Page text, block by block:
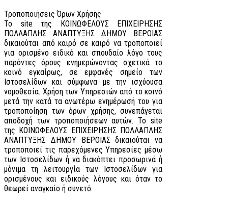
Τροποποιήσεις Όρων Χρήσης
Το site της ΚΟΙΝΩΦΕΛΟΥΣ ΕΠΙΧΕΙΡΗΣΗΣ
ΠΟΛΛΑΠΛΗΣ ΑΝΑΠΤΥΞΗΣ ΔΗΜΟΥ ΒΕΡΟΙΑΣ
δικαιούται από καιρό σε καιρό να τροποποιεί
για ορισμένο ειδικό και σπουδαίο λόγο τους
παρόντες όρους ενημερώνοντας σχετικά το
κοινό εγκαίρως, σε εμφανές σημείο των
Ιστοσελίδων και σύμφωνα με την ισχύουσα
νομοθεσία. Χρήση των Υπηρεσιών από το κοινό
μετά την κατά τα ανωτέρω ενημέρωσή του για
τροποποίηση των όρων χρήσης, συνεπάγεται
αποδοχή των τροποποιήσεων αυτών. Το site
της ΚΟΙΝΩΦΕΛΟΥΣ ΕΠΙΧΕΙΡΗΣΗΣ ΠΟΛΛΑΠΛΗΣ
ΑΝΑΠΤΥΞΗΣ ΔΗΜΟΥ ΒΕΡΟΙΑΣ δικαιούται να
τροποποιεί τις παρεχόμενες Υπηρεσίες μέσω
των Ιστοσελίδων ή να διακόπτει προσωρινά ή
μόνιμα τη λειτουργία των Ιστοσελίδων για
ορισμένους και ειδικούς λόγους και όταν το
θεωρεί αναγκαίο ή συνετό.